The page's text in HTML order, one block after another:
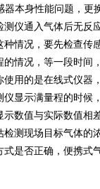
器本身性能问题，更
测仪通入气体后无反
种情况，要先检查传
的情况，等一段时间
使用的是在线式仪器
仪显示满量程的时候
示数值与实际数值相
检测现场目标气体的
式是否正确，便携式